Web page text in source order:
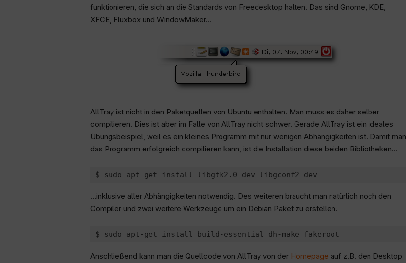
funktionieren, die sich an die Standards von Freedesktop halten. Das sind Gnome, KDE,
XFCE, Fluxbox und WindowMaker…
AllTray ist nicht in den Paketquellen von Ubuntu enthalten. Man muss es daher selber
compilieren. Dies ist aber im Falle von AllTray nicht schwer. Gerade AllTray ist ein ideales
Übungsbeispiel, weil es ein kleines Programm mit nur wenigen Abhängigkeiten ist. Damit man
das Programm erfolgreich compilieren kann, ist die Installation diese beiden Bibliotheken…
…inklusive aller Abhängigkeiten notwendig. Des weiteren braucht man natürlich noch den
Compiler und zwei weitere Werkzeuge um ein Debian Paket zu erstellen.
Anschließend kann man die Quellcode von AllTray von der Homepage auf z.B. den Desktop